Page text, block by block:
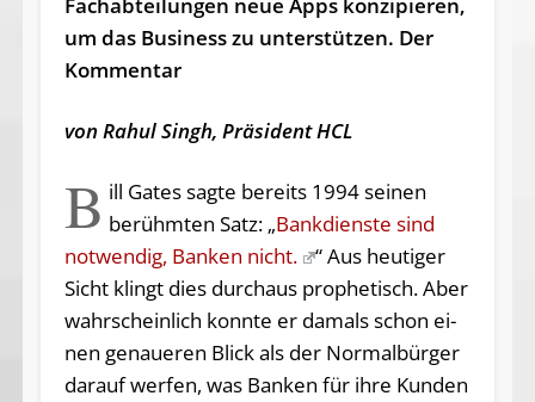
Fachabteilungen neue Apps konzipieren,
um das Business zu unterstützen. Der
Kommentar
von Rahul Singh, Präsident HCL
B ill Gates sagte bereits 1994 seinen
berühmten Satz: „Bankdienste sind
notwendig, Banken nicht.
“ Aus heu­ti­ger
Sicht klingt dies durch­aus pro­phe­tisch. Aber
wahr­schein­lich konn­te er da­mals schon ei­
nen ge­naue­ren Blick als der Nor­mal­bür­ger
dar­auf wer­fen, was Ban­ken für ih­re Kun­den